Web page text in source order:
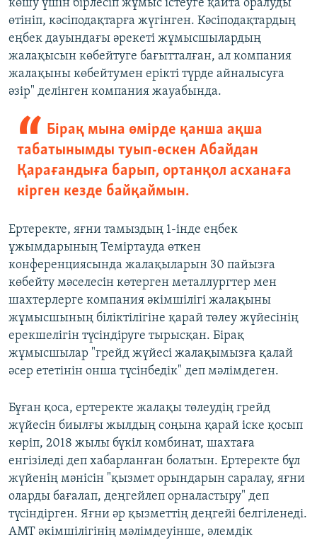
көшу үшін бірлесіп жұмыс істеуге қайта оралуды
өтініп, кәсіподақтарға жүгінген. Кәсіподақтардың
еңбек дауындағы әрекеті жұмысшылардың
жалақысын көбейтуге бағытталған, ал компания
жалақыны көбейтумен ерікті түрде айналысуға
әзір" делінген компания жауабында.
Бірақ мына өмірде қанша ақша
табатынымды туып-өскен Абайдан
Қарағандыға барып, ортанқол асханаға
кірген кезде байқаймын.
Ертеректе, яғни тамыздың 1-інде еңбек
ұжымдарының Теміртауда өткен
конференциясында жалақыларын 30 пайызға
көбейту мәселесін көтерген металлургтер мен
шахтерлерге компания әкімшілігі жалақыны
жұмысшының біліктілігіне қарай төлеу жүйесінің
ерекшелігін түсіндіруге тырысқан. Бірақ
жұмысшылар "грейд жүйесі жалақымызға қалай
әсер ететінін онша түсінбедік" деп мәлімдеген.
Бұған қоса, ертеректе жалақы төлеудің грейд
жүйесін биылғы жылдың соңына қарай іске қосып
көріп, 2018 жылы бүкіл комбинат, шахтаға
енгізіледі деп хабарланған болатын. Ертеректе бұл
жүйенің мәнісін "қызмет орындарын саралау, яғни
оларды бағалап, деңгейлеп орналастыру" деп
түсіндірген. Яғни әр қызметтің деңгейі белгіленеді.
АМТ әкімшілігінің мәлімдеуінше, әлемдік